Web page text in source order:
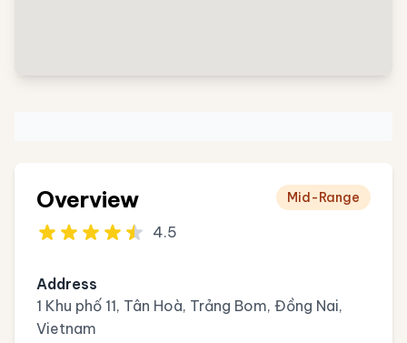
Overview
4.5
Mid-Range
Address
1 Khu phố 11, Tân Hoà, Trảng Bom, Đồng Nai,
Vietnam